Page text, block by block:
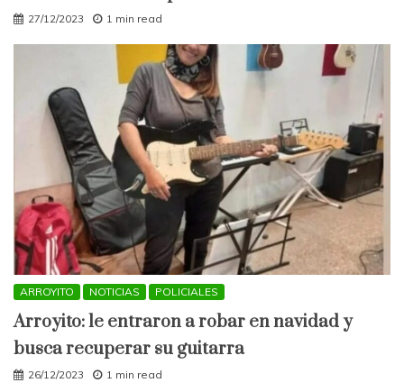
27/12/2023 1 min read
ARROYITO NOTICIAS POLICIALES
Arroyito: le entraron a robar en navidad y
busca recuperar su guitarra
26/12/2023 1 min read